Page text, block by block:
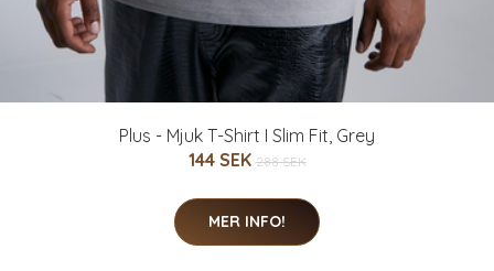
Plus - Mjuk T-Shirt I Slim Fit, Grey
144 SEK 288 SEK
MER INFO!